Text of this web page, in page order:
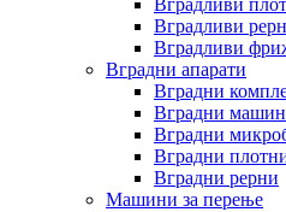
Вградливи
Вградливи
Вградни апарати
Вградни
Вградни
Вградни
Вградни
Вградни рерни
Машини за перење